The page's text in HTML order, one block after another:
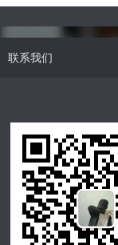
联系我们